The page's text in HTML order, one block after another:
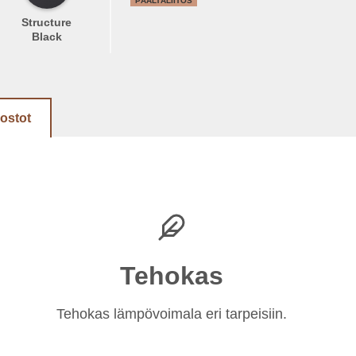
Structure
Black
Tehokas
Tehokas lämpövoimala eri tarpeisiin.